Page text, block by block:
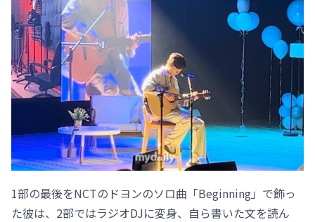
1部の最後をNCTのドヨンのソロ曲「Beginning」で飾っ
た彼は、2部ではラジオDJに変身、自ら書いた文を読ん